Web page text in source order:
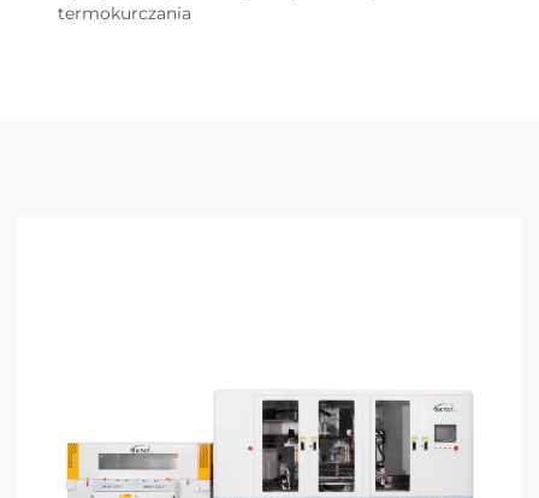
termokurczania